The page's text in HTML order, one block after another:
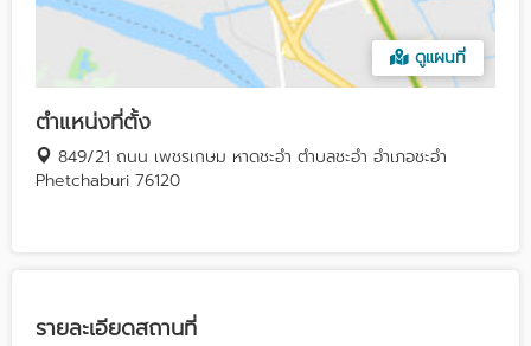
ดูแผนที่
ตำแหน่งที่ตั้ง
849/21 ถนน เพชรเกษม หาดชะอำ ตำบลชะอำ อำเภอชะอำ
Phetchaburi 76120
รายละเอียดสถานที่